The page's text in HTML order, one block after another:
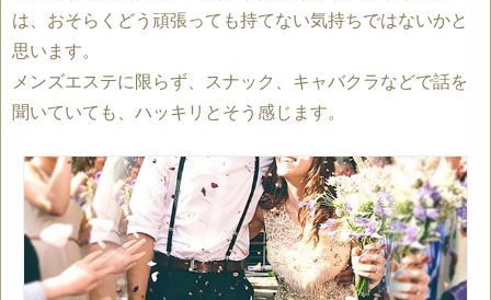
は、おそらくどう頑張っても持てない気持ちではないかと
思います。
メンズエステに限らず、スナック、キャバクラなどで話を
聞いていても、ハッキリとそう感じます。